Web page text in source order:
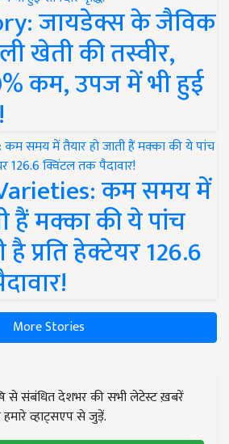
जायडेक्स के जैविक
खेती की तस्वीर,
कम, उपज में भी हुई
कम समय में
हैं मक्का की ये पांच
प्रति हेक्टेयर 126.6
More Stories
से संबंधित देशभर की सभी लेटेस्ट ख़बरें
व्हाट्सएप से जुड़ें.